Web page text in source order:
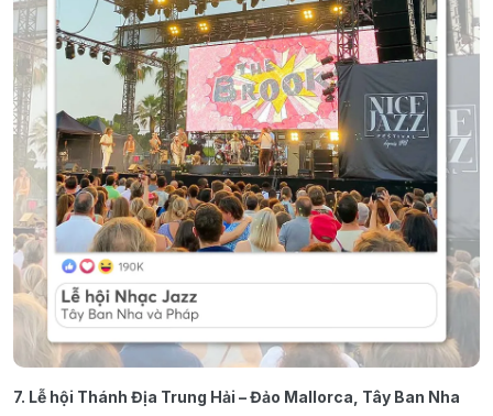
7. Lễ hội Thánh Địa Trung Hải – Đảo Mallorca, Tây Ban Nha